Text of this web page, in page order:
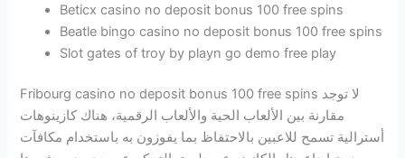
Beticx casino no deposit bonus 100 free spins
Beatle bingo casino no deposit bonus 100 free spins
Slot gates of troy by playn go demo free play
Fribourg casino no deposit bonus 100 free spins لا توجد
مقارنة بين الألعاب الحية والألعاب الرقمية، هناك كازينوهات
أسترالية تسمح للاعبين بالاحتفاظ بما يفوزون به باستخدام مكافآت